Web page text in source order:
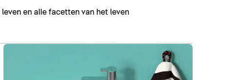
en alle facetten van het leven